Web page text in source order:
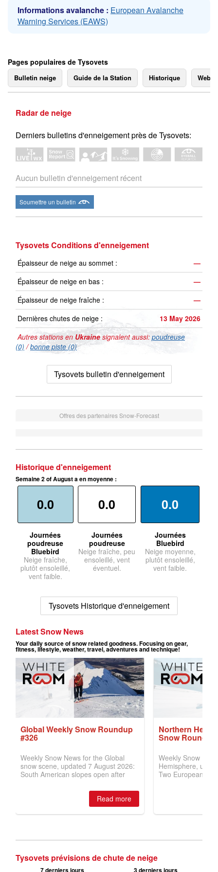
Informations avalanche : European Avalanche
Warning Services (EAWS)
Pages populaires de Tysovets
Bulletin neige Guide de la Station Historique
Radar de neige
Derniers bulletins d'enneigement près de Tysovets:
Aucun bulletin d'enneigement récent
Soumettre un bulletin
Tysovets Conditions d'enneigement
Épaisseur de neige au sommet :
—
Épaisseur de neige en bas :
—
Épaisseur de neige fraîche :
—
Dernières chutes de neige :
13 May 2026
Autres stations en Ukrainesignalent aussi: poudreuse
(0) /bonne piste (0)
Tysovets bulletin d'enneigement
Offres des partenaires Snow-Forecast
Historique d'enneigement
Semaine 2 of August a en moyenne :
0.0
Journées
poudreuse
Bluebird
Neige fraîche,
plutôt ensoleillé,
vent faible.
0.0
Journées
poudreuse
Neige fraîche, peu
ensoleillé, vent
éventuel.
0.0
Journées
Bluebird
Neige moyenne,
plutôt ensoleillé,
vent faible.
Tysovets Historique d'enneigement
Tysovets prévisions de chute de neige
7 derniers jours 3 derniers jours